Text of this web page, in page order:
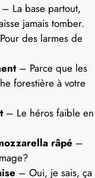
– La base partout,
jamais tomber.
des larmes de
– Parce que les
forestière à votre
– Le héros faible en
râpé –
– Oui, je sais, ça